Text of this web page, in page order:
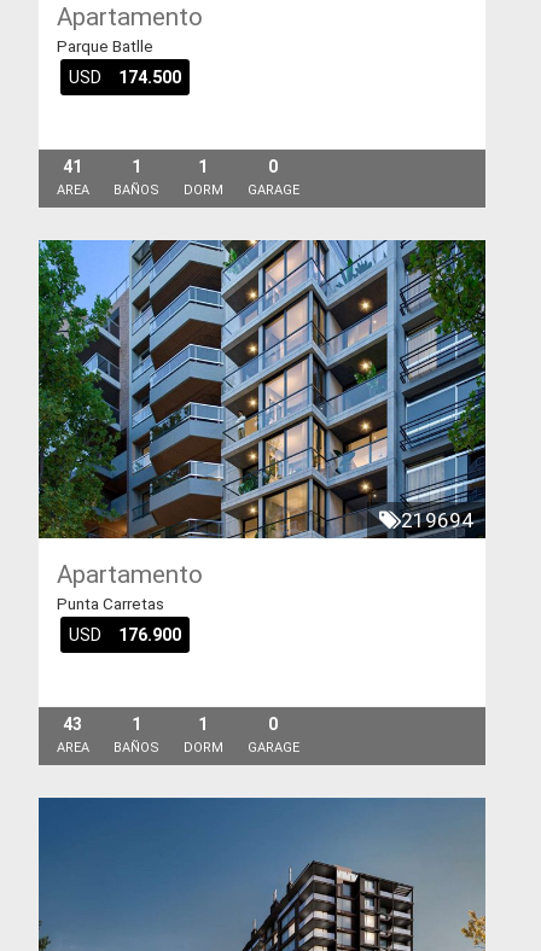
Apartamento
Parque Batlle
USD 174.500
41
AREA
1
BAÑOS
1
DORM
0
GARAGE
219694
Apartamento
Punta Carretas
USD 176.900
43
AREA
1
BAÑOS
1
DORM
0
GARAGE